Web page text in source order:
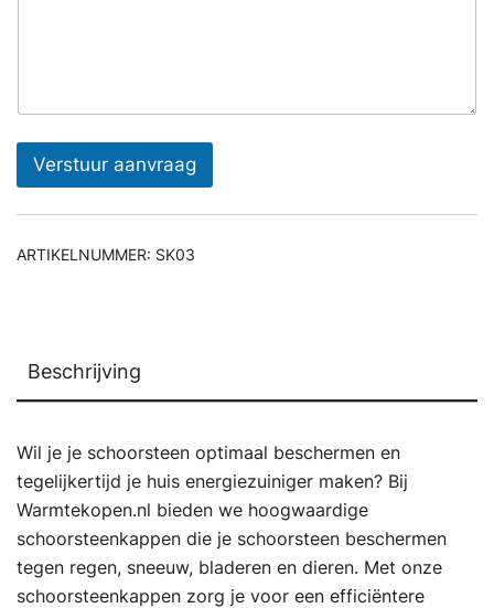
Verstuur aanvraag
ARTIKELNUMMER: SK03
Beschrijving
Wil je je schoorsteen optimaal beschermen en
tegelijkertijd je huis energiezuiniger maken? Bij
Warmtekopen.nl bieden we hoogwaardige
schoorsteenkappen die je schoorsteen beschermen
tegen regen, sneeuw, bladeren en dieren. Met onze
schoorsteenkappen zorg je voor een efficiëntere